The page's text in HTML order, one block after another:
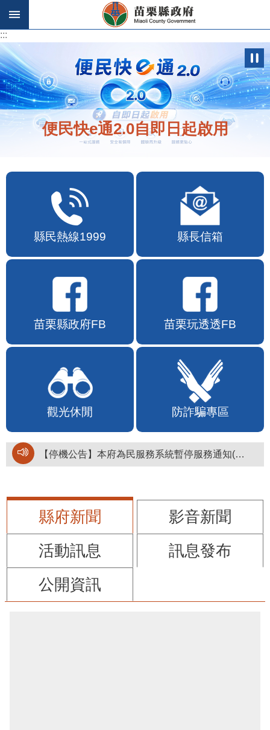
跳到主要內容區塊
:::
:::
便民快e通2.0自即日起啟用
縣民熱線1999 縣長信箱
苗栗縣政府FB 苗栗玩透透FB
觀光休閒 防詐騙專區
【停機公告】本府為民服務系統暫停服務通知(停止服務時間：115年8月6日17時至19時)
縣府新聞
影音新聞
活動訊息
訊息發布
公開資訊